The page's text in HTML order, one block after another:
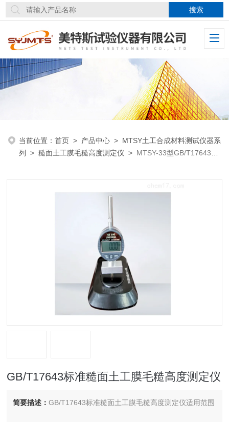
当前位置：首页 > 产品中心 > MTSY土工合成材料测试仪器系
列
>糙面土工膜毛糙高度测定仪 > MTSY-33型GB/T17643标
GB/T17643标准糙面土工膜毛糙高度测定仪
简要描述：GB/T17643标准糙面土工膜毛糙高度测定仪适用范围